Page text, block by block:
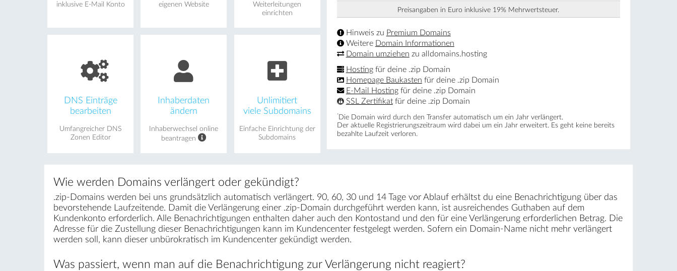
inklusive E-Mail Konto
eigenen Website
Weiterleitungen
einrichten
DNS Einträge
bearbeiten
Umfangreicher DNS
Zonen Editor
Inhaberdaten
ändern
Inhaberwechsel online
beantragen
Unlimitiert
viele Subdomains
Einfache Einrichtung der
Subdomains
Preisangaben in Euro inklusive 19% Mehrwertsteuer.
Hinweis zu Premium Domains
Weitere Domain Informationen
Domain umziehen zu alldomains.hosting
Hostingfür deine .zip Domain
Homepage Baukasten für deine .zip Domain
E-Mail Hostingfür deine .zip Domain
SSL Zertifikatfür deine .zip Domain
* Die Domain wird durch den Transfer automatisch um ein Jahr verlängert.
Der aktuelle Registrierungs­zeitraum wird dabei um ein Jahr erweitert. Es geht keine bereits
bezahlte Laufzeit verloren.
Wie werden Domains verlängert oder gekündigt?
.zip-Domains werden bei uns grundsätzlich automatisch verlängert. 90, 60, 30 und 14 Tage vor Ablauf erhältst du eine Benachrichtigung über das
bevorstehende Laufzeitende. Damit die Verlängerung einer .zip-Domain durchgeführt werden kann, ist ausreichendes Guthaben auf dem
Kundenkonto erforderlich. Alle Benachrichtigungen enthalten daher auch den Kontostand und den für eine Verlängerung erforderlichen Betrag. Die
Adresse für die Zustellung dieser Benachrichtigungen kann im Kundencenter festgelegt werden. Sofern ein Domain-Name nicht mehr verlängert
werden soll, kann dieser unbürokratisch im Kundencenter gekündigt werden.
Was passiert, wenn man auf die Benachrichtigung zur Verlängerung nicht reagiert?